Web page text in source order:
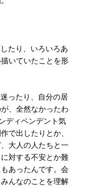
たり、いろいろあ
いていたことを形
ったり、自分の居
、全然なかったわ
ディペンデント気
で出したりとか、
大人の人たちと一
対する不安とか難
あったんです。会
んなのことを理解